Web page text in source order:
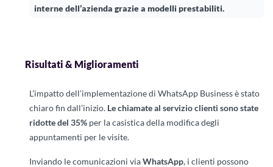
interne dell’azienda grazie a modelli prestabiliti.
Risultati & Miglioramenti
L’impatto dell’implementazione di WhatsApp Business è stato
chiaro fin dall’inizio. Le chiamate al servizio clienti sono state
ridotte del 35% per la casistica della modifica degli
appuntamenti per le visite.
Inviando le comunicazioni viaWhatsApp, i clienti possono